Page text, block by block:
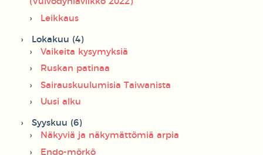
Leikkaus
Lokakuu (4)
Vaikeita kysymyksiä
Ruskan patinaa
Sairauskuulumisia Taiwanista
Uusi alku
Syyskuu (6)
Näkyviä ja näkymättömiä arpia
Endo-mörkö